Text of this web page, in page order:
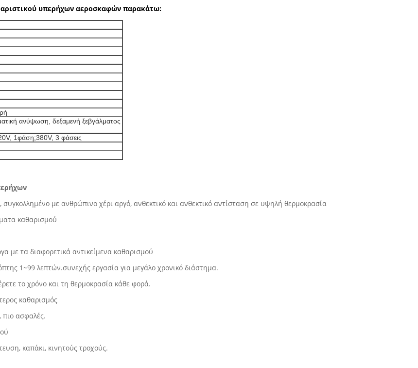
υπερήχων αεροσκαφών παρακάτω:
ανύψωση, δεξαμενή ξεβγάλματος
1φάση;380V, 3 φάσεις
με ανθρώπινο χέρι αργό, ανθεκτικό και ανθεκτικό αντίσταση σε υψηλή θερμοκρασία
καθαρισμού
με τα διαφορετικά αντικείμενα καθαρισμού
1~99 λεπτών.συνεχής εργασία για μεγάλο χρονικό διάστημα.
το χρόνο και τη θερμοκρασία κάθε φορά.
καθαρισμός
πιο ασφαλές.
καπάκι, κινητούς τροχούς.